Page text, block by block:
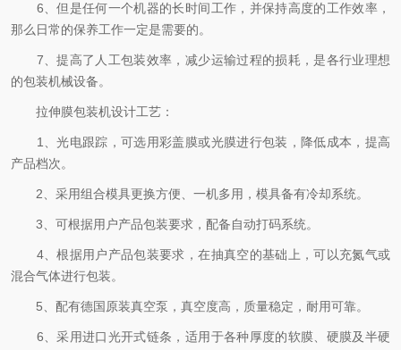
6、但是任何一个机器的长时间工作，并保持高度的工作效率，
那么日常的保养工作一定是需要的。
7、提高了人工包装效率，减少运输过程的损耗，是各行业理想
的包装机械设备。
拉伸膜包装机设计工艺：
1、光电跟踪，可选用彩盖膜或光膜进行包装，降低成本，提高
产品档次。
2、采用组合模具更换方便、一机多用，模具备有冷却系统。
3、可根据用户产品包装要求，配备自动打码系统。
4、根据用户产品包装要求，在抽真空的基础上，可以充氮气或
混合气体进行包装。
5、配有德国原装真空泵，真空度高，质量稳定，耐用可靠。
6、采用进口光开式链条，适用于各种厚度的软膜、硬膜及半硬